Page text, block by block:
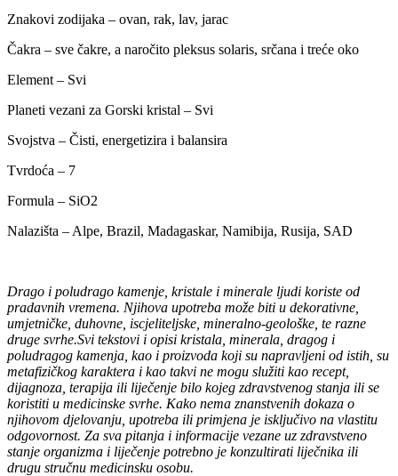
Znakovi zodijaka – ovan, rak, lav, jarac
Čakra – sve čakre, a naročito pleksus solaris, srčana i treće oko
Element – Svi
Planeti vezani za Gorski kristal – Svi
Svojstva – Čisti, energetizira i balansira
Tvrdoća – 7
Formula – SiO2
Nalazišta – Alpe, Brazil, Madagaskar, Namibija, Rusija, SAD
Drago i poludrago kamenje, kristale i minerale ljudi koriste od
pradavnih vremena. Njihova upotreba može biti u dekorativne,
umjetničke, duhovne, iscjeliteljske, mineralno-geološke, te razne
druge svrhe.Svi tekstovi i opisi kristala, minerala, dragog i
poludragog kamenja, kao i proizvoda koji su napravljeni od istih, su
metafizičkog karaktera i kao takvi ne mogu služiti kao recept,
dijagnoza, terapija ili liječenje bilo kojeg zdravstvenog stanja ili se
koristiti u medicinske svrhe. Kako nema znanstvenih dokaza o
njihovom djelovanju, upotreba ili primjena je isključivo na vlastitu
odgovornost. Za sva pitanja i informacije vezane uz zdravstveno
stanje organizma i liječenje potrebno je konzultirati liječnika ili
drugu stručnu medicinsku osobu.